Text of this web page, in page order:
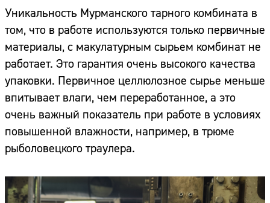
Уникальность Мурманского тарного комбината в
том, что в работе используются только первичные
материалы, с макулатурным сырьем комбинат не
работает. Это гарантия очень высокого качества
упаковки. Первичное целлюлозное сырье меньше
впитывает влаги, чем переработанное, а это
очень важный показатель при работе в условиях
повышенной влажности, например, в трюме
рыболовецкого траулера.